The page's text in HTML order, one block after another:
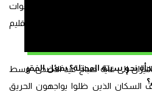
نحو سبتة المحتلة؟ بفعل الفقر
من الدرك الملكي والقوات
فرق أخرى قدمت من خارج الإقليم
إلى غاية صباح عيد الأضحى، وسط
الذين ظلوا يواجهون الحريق